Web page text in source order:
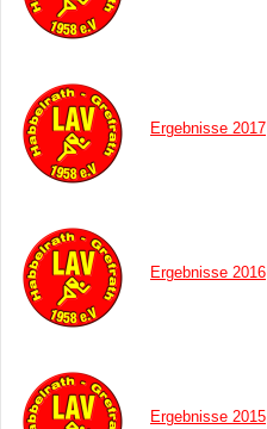
Ergebnisse 2017
Ergebnisse 2016
Ergebnisse 2015